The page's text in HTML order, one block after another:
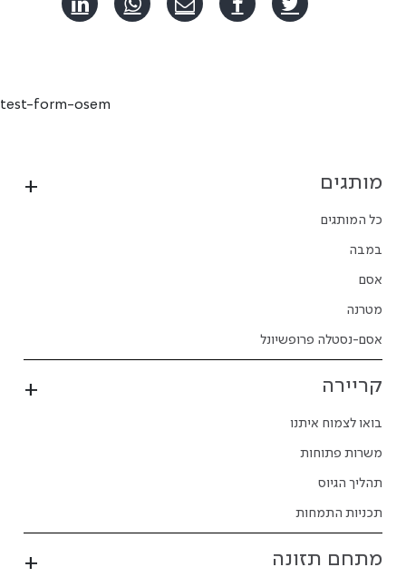
test-form-osem
מותגים
כל המותגים
במבה
אסם
מטרנה
אסם-נסטלה פרופשיונל
קריירה
בואו לצמוח איתנו
משרות פתוחות
תהליך הגיוס
תכניות התמחות
מתחם תזונה